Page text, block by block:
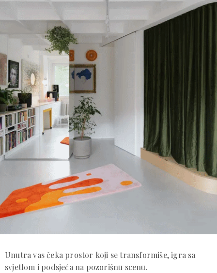
Unutra vas čeka prostor koji se transformiše, igra sa
svjetlom i podsjeća na pozorišnu scenu.